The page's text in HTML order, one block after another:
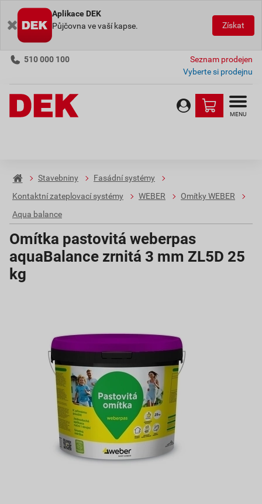
Aplikace DEK
Půjčovna ve vaší kapse.
Získat
510 000 100
Seznam prodejen
Vyberte si prodejnu
MENU
Stavebniny
Fasádní systémy
Kontaktní zateplovací systémy
WEBER
Omítky WEBER
Aqua balance
Omítka pastovitá weberpas
aquaBalance zrnitá 3 mm ZL5D 25
kg